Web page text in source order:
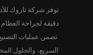
توفر شركة تاروك
دقيقة لجراحة
السريع، والحلول